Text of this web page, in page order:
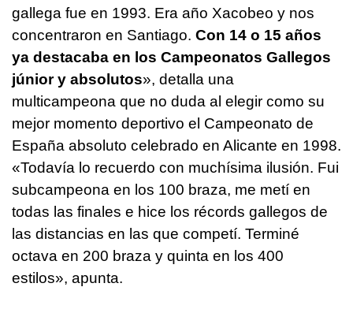
gallega fue en 1993. Era año Xacobeo y nos
concentraron en Santiago. Con 14 o 15 años
ya destacaba en los Campeonatos Gallegos
júnior y absolutos», detalla una
multicampeona que no duda al elegir como su
mejor momento deportivo el Campeonato de
España absoluto celebrado en Alicante en 1998.
«Todavía lo recuerdo con muchísima ilusión. Fui
subcampeona en los 100 braza, me metí en
todas las finales e hice los récords gallegos de
las distancias en las que competí. Terminé
octava en 200 braza y quinta en los 400
estilos», apunta.